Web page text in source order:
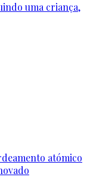
uma criança,
atómico